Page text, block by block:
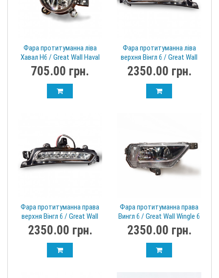
Фара протитуманна ліва
Хавал Н6 / Great Wall Haval
H6 4116100XKZ36A
705.00 грн.
Фара протитуманна ліва
верхня Вінгл 6 / Great Wall
Wingle 6 4137100xp2wxb
2350.00 грн.
Фара протитуманна права
верхня Вінгл 6 / Great Wall
Wingle 6 4137200xp2wxb
2350.00 грн.
Фара протитуманна права
Вингл 6 / Great Wall Wingle 6
4116200XP2WXA
2350.00 грн.